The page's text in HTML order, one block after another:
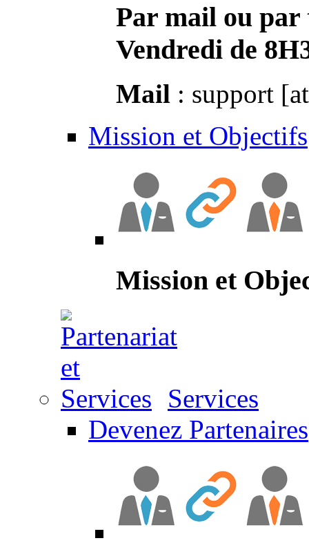
Par mail ou par
Vendredi de
Mail : support
Mission et Objectifs
Mission et
Services
Devenez Partenaires